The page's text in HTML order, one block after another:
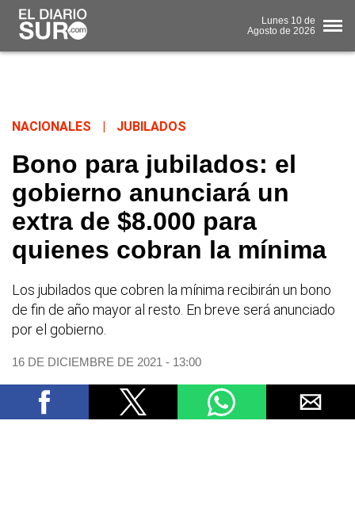
Lunes 10 de
Agosto de 2026
NACIONALES JUBILADOS
Bono para jubilados: el
gobierno anunciará un
extra de $8.000 para
quienes cobran la mínima
Los jubilados que cobren la mínima recibirán un bono
de fin de año mayor al resto. En breve será anunciado
por el gobierno.
16 DE DICIEMBRE DE 2021 - 13:00